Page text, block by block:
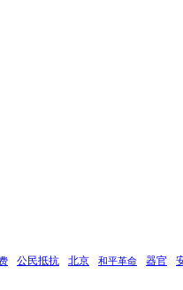
公民抵抗 北京 和平革命 器官